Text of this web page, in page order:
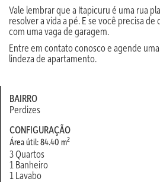
Vale lembrar que a Itapicuru é uma rua
resolver a vida a pé. E se você precisa
com uma vaga de garagem.
Entre em contato conosco e agende
lindeza de apartamento.
BAIRRO
Perdizes
CONFIGURAÇÃO
Área útil: 84.40 m2
3 Quartos
1 Banheiro
1 Lavabo